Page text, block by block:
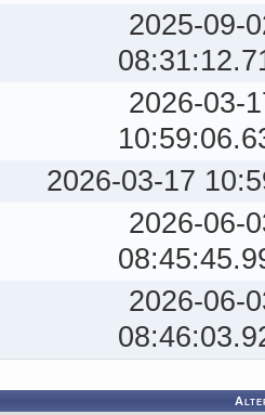
2025-09-
2026-03-
2026-03-17
2026-06-
2026-06-